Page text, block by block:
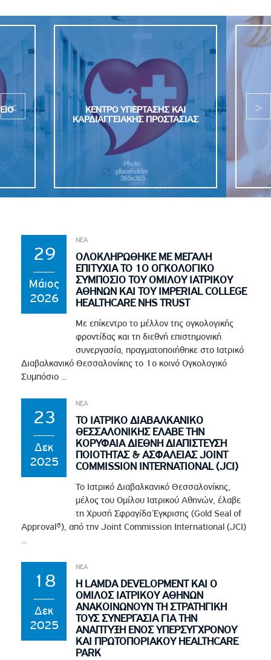
ΚΕΝΤΡΟ ΥΠΕΡΤΑΣΗΣ ΚΑΙ
ΚΑΡΔΙΑΓΓΕΙΑΚΗΣ ΠΡΟΣΤΑΣΙΑΣ
29
Μάιος
2026
ΝΕΑ
ΟΛΟΚΛΗΡΩΘΗΚΕ ΜΕ ΜΕΓΑΛΗ
ΕΠΙΤΥΧΙΑ ΤΟ 1Ο ΟΓΚΟΛΟΓΙΚΟ
ΣΥΜΠΟΣΙΟ ΤΟΥ ΟΜΙΛΟΥ ΙΑΤΡΙΚΟΥ
ΑΘΗΝΩΝ ΚΑΙ ΤΟΥ IMPERIAL COLLEGE
HEALTHCARE NHS TRUST
Με επίκεντρο το μέλλον της ογκολογικής
φροντίδας και τη διεθνή επιστημονική
συνεργασία, πραγματοποιήθηκε στο Ιατρικό
Διαβαλκανικό Θεσσαλονίκης το 1ο κοινό Ογκολογικό
Συμπόσιο ...
23
Δεκ
2025
ΝΕΑ
ΤΟ ΙΑΤΡΙΚΟ ΔΙΑΒΑΛΚΑΝΙΚΟ
ΘΕΣΣΑΛΟΝΙΚΗΣ ΕΛΑΒΕ ΤΗΝ
ΚΟΡΥΦΑΙΑ ΔΙΕΘΝΗ ΔΙΑΠΙΣΤΕΥΣΗ
ΠΟΙΟΤΗΤΑΣ & ΑΣΦΑΛΕΙΑΣ JOINT
COMMISSION INTERNATIONAL (JCI)
Το Ιατρικό Διαβαλκανικό Θεσσαλονίκης,
μέλος του Ομίλου Ιατρικού Αθηνών, έλαβε
τη Χρυσή Σφραγίδα Έγκρισης (Gold Seal of
Approval®), από την Joint Commission International (JCI)
...
18
Δεκ
2025
ΝΕΑ
Η LAMDA DEVELOPMENT ΚΑΙ Ο
ΟΜΙΛΟΣ ΙΑΤΡΙΚΟΥ ΑΘΗΝΩΝ
ΑΝΑΚΟΙΝΩΝΟΥΝ ΤΗ ΣΤΡΑΤΗΓΙΚΗ
ΤΟΥΣ ΣΥΝΕΡΓΑΣΙΑ ΓΙΑ ΤΗΝ
ΑΝΑΠΤΥΞΗ ΕΝΟΣ ΥΠΕΡΣΥΓΧΡΟΝΟΥ
ΚΑΙ ΠΡΩΤΟΠΟΡΙΑΚΟΥ HEALTHCARE
PARK